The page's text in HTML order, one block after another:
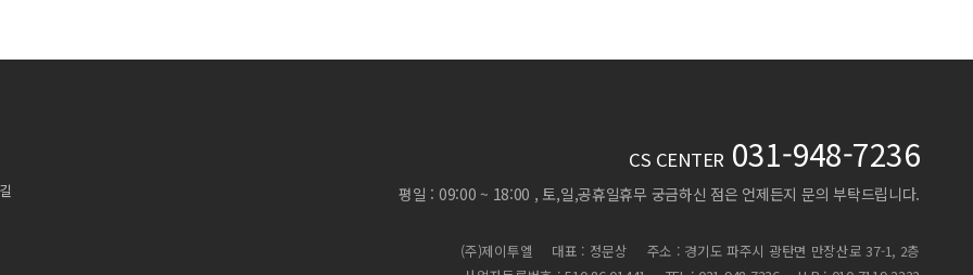
CS CENTER 031-948-7236
평일 : 09:00 ~ 18:00 , 토,일,공휴일휴무 궁금하신 점은 언제든지 문의 부탁드립니다.
(주)제이투엘 대표 : 정문상
주소 : 경기도 파주시 광탄면 만장산로 37-1, 2층